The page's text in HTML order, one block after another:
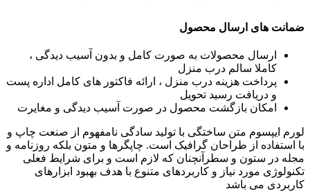
ضمانت های ارسال محصول
ارسال محصولات به صورت کامل و بدون آسیب دیدگی ،
کاملا سالم درب منزل
پرداخت هزینه درب منزل ، ارائه فاکتور های کامل اداره پست
و دریافت رسید تحویل
امکان بازگشت محصول در صورت آسیب دیدگی و مغایرت
لورم ایپسوم متن ساختگی با تولید سادگی نامفهوم از صنعت چاپ و
با استفاده از طراحان گرافیک است. چاپگرها و متون بلکه روزنامه و
مجله در ستون و سطرآنچنان که لازم است و برای شرایط فعلی
تکنولوژی مورد نیاز و کاربردهای متنوع با هدف بهبود ابزارهای
کاربردی می باشد